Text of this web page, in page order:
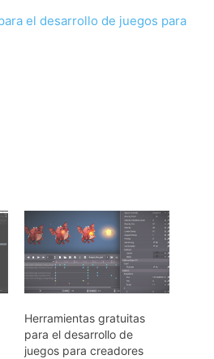
el desarrollo de juegos para
Herramientas gratuitas
para el desarrollo de
juegos para creadores